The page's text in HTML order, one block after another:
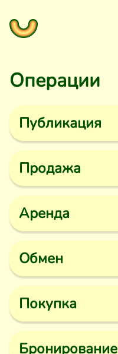
Операции
Публикация
Продажа
Аренда
Обмен
Покупка
Бронирование